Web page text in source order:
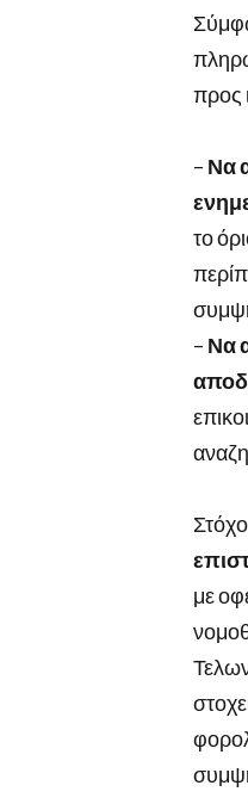
προς
– Να
το
– Να
με